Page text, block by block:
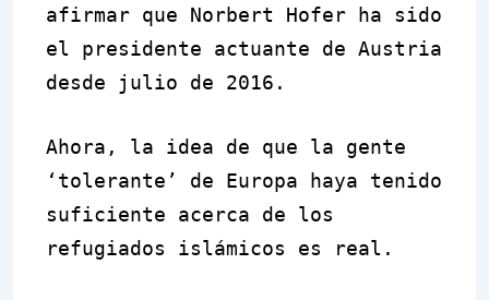
afirmar que Norbert Hofer ha sido
el presidente actuante de Austria
desde julio de 2016.
Ahora, la idea de que la gente
‘tolerante’ de Europa haya tenido
suficiente acerca de los
refugiados islámicos es real.